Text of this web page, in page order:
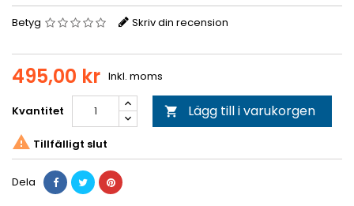
Betyg Skriv din recension
495,00 kr Inkl. moms
Kvantitet  Lägg till i varukorgen
 Tillfälligt slut
Dela